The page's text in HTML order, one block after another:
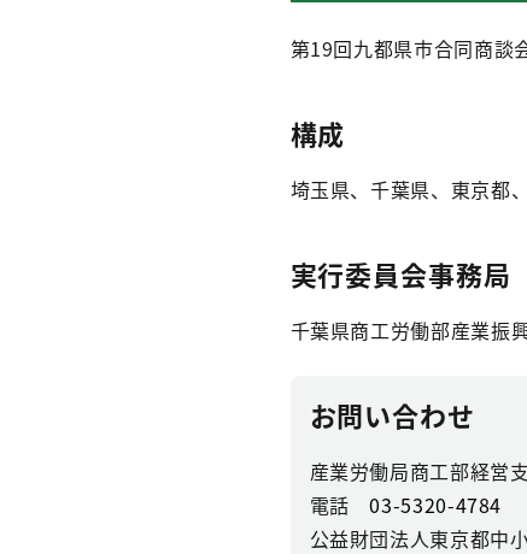
第19回九都県市合同商談
構成
埼玉県、千葉県、東京都
実行委員会事務局
千葉県商工労働部産業振
お問い合わせ
産業労働局商工部経営
電話03-5320-4784
公益財団法人東京都中